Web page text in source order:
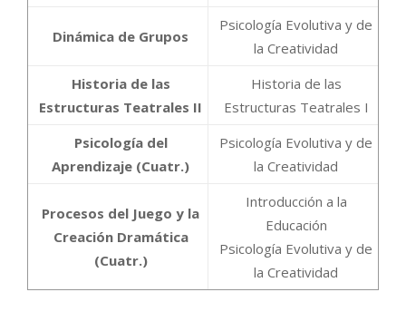
Dinámica de Grupos
Psicología Evolutiva y de
la Creatividad
Historia de las
Estructuras Teatrales II
Historia de las
Estructuras Teatrales I
Psicología del
Aprendizaje (Cuatr.)
Psicología Evolutiva y de
la Creatividad
Procesos del Juego y la
Creación Dramática
(Cuatr.)
Introducción a la
Educación
Psicología Evolutiva y de
la Creatividad